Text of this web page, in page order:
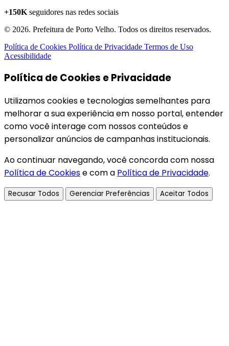
+150K seguidores nas redes sociais
© 2026. Prefeitura de Porto Velho. Todos os direitos reservados.
Política de Cookies Política de Privacidade Termos de Uso
Acessibilidade
Política de Cookies e Privacidade
Utilizamos cookies e tecnologias semelhantes para
melhorar a sua experiência em nosso portal, entender
como você interage com nossos conteúdos e
personalizar anúncios de campanhas institucionais.
Ao continuar navegando, você concorda com nossa
Política de Cookiese com a Política de Privacidade.
Recusar Todos Gerenciar Preferências Aceitar Todos